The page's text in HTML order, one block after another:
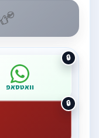
וואטסאפ